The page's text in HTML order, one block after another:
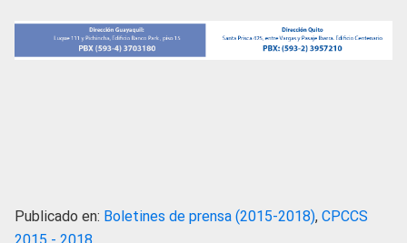
Publicado en: Boletines de prensa (2015-2018), CPCCS